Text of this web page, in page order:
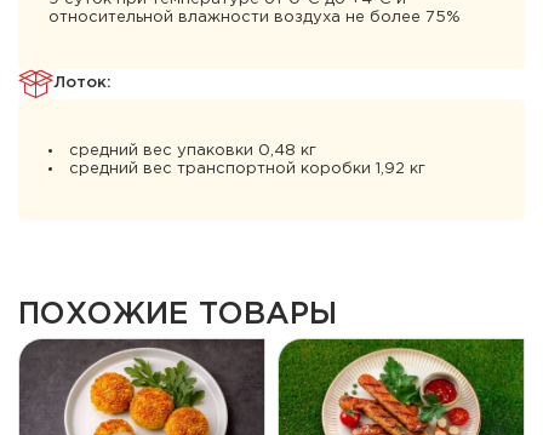
относительной влажности воздуха не более 75%
Лоток:
средний вес упаковки 0,48 кг
средний вес транспортной коробки 1,92 кг
ПОХОЖИЕ ТОВАРЫ